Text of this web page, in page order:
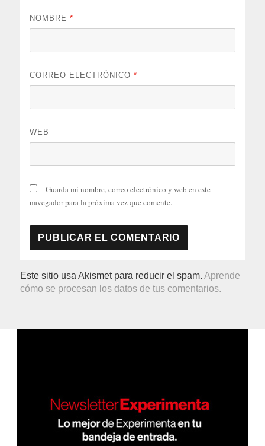
NOMBRE*
CORREO ELECTRÓNICO*
WEB
Guarda mi nombre, correo electrónico y web en este
navegador para la próxima vez que comente.
Este sitio usa Akismet para reducir el spam.Aprende
cómo se procesan los datos de tus comentarios.